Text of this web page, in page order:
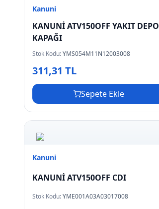
Kanuni
KANUNİ ATV150OFF YAKIT DEPO
KAPAĞI
Stok Kodu:YMS054M11N12003008
311,31 TL
Sepete Ekle
Kanuni
KANUNİ ATV150OFF CDI
Stok Kodu:YME001A03A03017008